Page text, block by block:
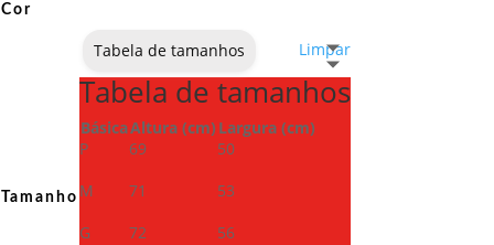
Cor
Tamanho
Limpar
Tabela de tamanhos
Tabela de tamanhos
BásicaAltura (cm) Largura (cm)
P
69
50
M
71
53
G
72
56